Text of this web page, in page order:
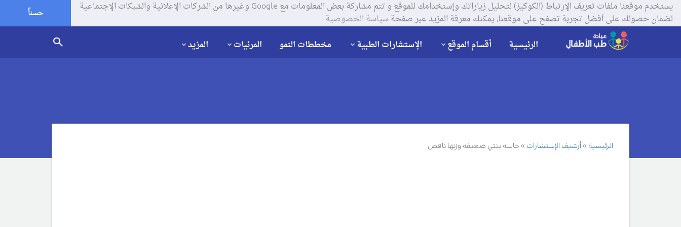
يستخدم موقعنا ملفات تعريف الإرتباط (الكوكيز) لتحليل زياراتك وإستخدامك للموقع و تتم مشاركة بعض المعلومات مع Google وغيرها من الشركات الإعلانية والشبكات الإجتماعية
لضمان حصولك على أفضل تجربة تصفح على موقعنا, يمكنك معرفة المزيد عبر صفحةسياسة الخصوصية حسناً
الرئيسية أقسام الموقع الإستشارات الطبية مخططات النمو المرئيات المزيد
الرئيسية أرشيف الإستشارات حاسه بنتي ضعيفه وزنها ناقص